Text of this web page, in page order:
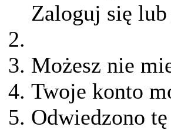
Zaloguj się
Możesz nie
Twoje konto
Odwiedzono